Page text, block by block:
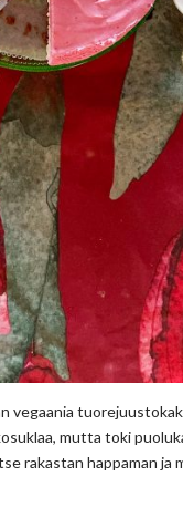
vegaania
mutta toki
rakastan happaman ja